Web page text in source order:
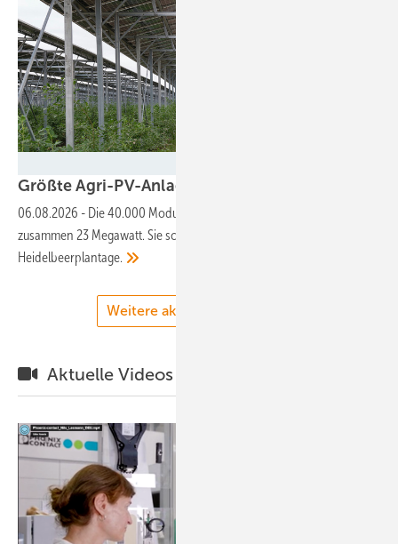
Größte Agri-PV-Anlage in NRW
06.08.2026 - Die 40.000 Module der Anlage in Wadersloh leisten
zusammen 23 Megawatt. Sie schützen gleichzeitig die dortige
Heidelbeerplantage.
Weitere aktuelle Meldungen
Aktuelle Videos